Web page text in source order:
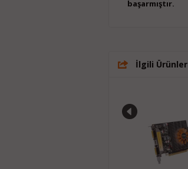
başarmıştır.
İlgili Ürünler